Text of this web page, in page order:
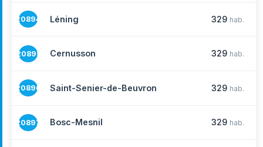
20894 Léning 329 hab.
20895 Cernusson 329 hab.
20896 Saint-Senier-de-Beuvron 329 hab.
20897 Bosc-Mesnil 329 hab.